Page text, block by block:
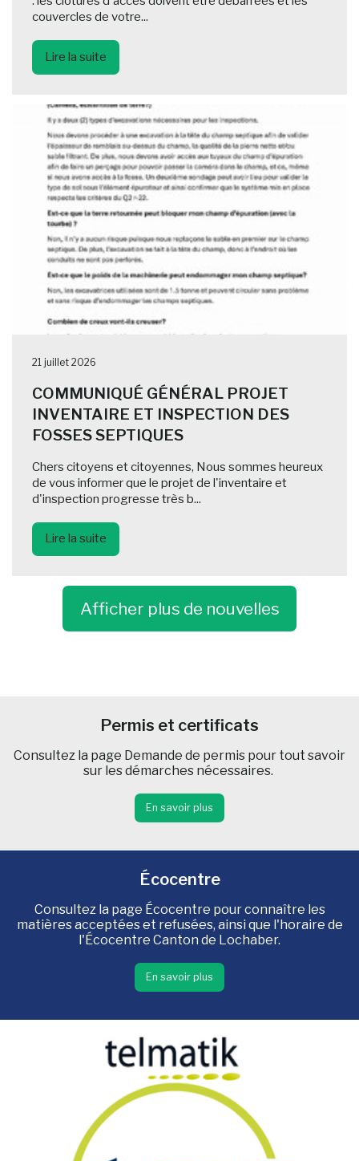
couvercles de votre...
Lire la suite
21 juillet 2026
COMMUNIQUÉ GÉNÉRAL PROJET
INVENTAIRE ET INSPECTION DES
FOSSES SEPTIQUES
Chers citoyens et citoyennes, Nous sommes heureux
de vous informer que le projet de l'inventaire et
d'inspection progresse très b...
Lire la suite
Afficher plus de nouvelles
Permis et certificats
Consultez la page Demande de permis pour tout savoir
sur les démarches nécessaires.
En savoir plus
Écocentre
Consultez la page Écocentre pour connaître les
matières acceptées et refusées, ainsi que l'horaire de
l'Écocentre Canton de Lochaber.
En savoir plus